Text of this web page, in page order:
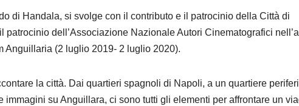
di Handala, si svolge con il contributo e il patrocinio della Città di
dell’Associazione Nazionale Autori Cinematografici
(2 luglio 2019- 2 luglio 2020).
la città. Dai quartieri spagnoli di Napoli, a un quartiere
immagini su Anguillara, ci sono tutti gli elementi per affrontare un